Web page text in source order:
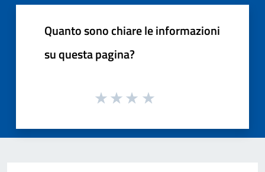
Quanto sono chiare le informazioni
su questa pagina?